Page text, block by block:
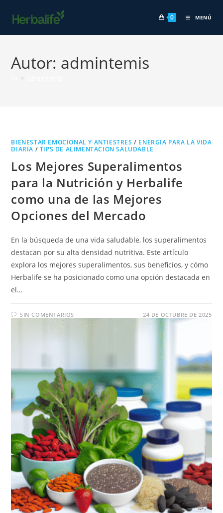
0 MENÚ
Autor: admintemis
>
BIENESTAR EMOCIONAL Y ANTIESTRES / ENERGIA PARA LA VIDA
DIARIA / TIPS DE ALIMENTACION SALUDABLE
Los Mejores Superalimentos
para la Nutrición y Herbalife
como una de las Mejores
Opciones del Mercado
En la búsqueda de una vida saludable, los superalimentos
destacan por su alta densidad nutritiva. Este artículo
explora los mejores superalimentos, sus beneficios, y cómo
Herbalife se ha posicionado como una opción destacada en
el…
SIN COMENTARIOS 24 DE OCTUBRE DE 2025